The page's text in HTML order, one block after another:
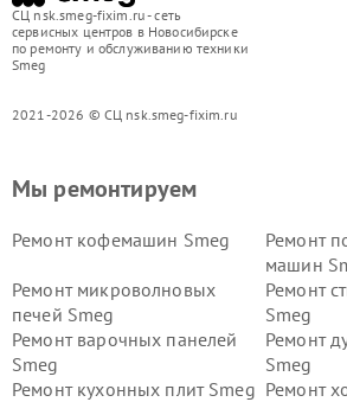
СЦ nsk.smeg-fixim.ru - сеть
сервисных центров в Новосибирске
по ремонту и обслуживанию техники
Smeg
2021-2026 © СЦ nsk.smeg-fixim.ru
Мы ремонтируем
Ремонт кофемашин Smeg
Ремонт
машин
Ремонт микроволновых
печей Smeg
Ремонт
Smeg
Ремонт варочных панелей
Smeg
Ремонт
Smeg
Ремонт кухонных плит Smeg Ремонт